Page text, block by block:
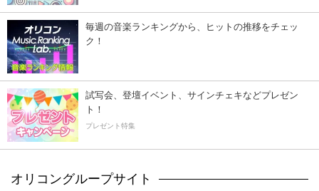
毎週の音楽ランキングから、ヒットの推移をチェッ
ク！
試写会、登壇イベント、サインチェキなどプレゼン
ト！
プレゼント特集
オリコングループサイト